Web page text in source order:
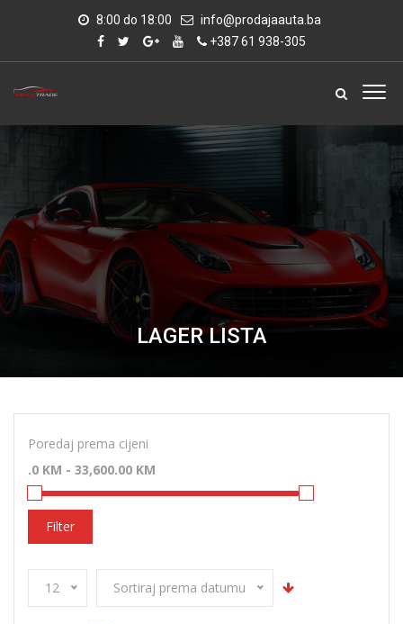
8:00 do 18:00
info@prodajaauta.ba
+387 61 938-305
LAGER LISTA
Poredaj prema cijeni
Filter
12 Sortiraj prema datumu